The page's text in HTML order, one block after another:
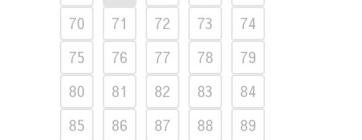
70
71 72 73
74
75
76 77 78
79
80
81 82 83
84
85
86 87 88
89